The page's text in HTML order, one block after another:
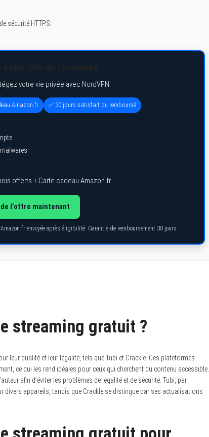
sécurité HTTPS.
votre vie privée avec NordVPN.
Amazon.fr ✅ 30 jours satisfait ou remboursé
offerts + Carte cadeau Amazon.fr
l’offre maintenant
envoyée après éligibilité. Garantie de remboursement 30 jours.
streaming gratuit ?
leur qualité et leur légalité, tels que Tubi et Crackle. Ces plateformes
ce qui les rend idéales pour ceux qui cherchent du contenu accessible.
afin d’éviter les problèmes de légalité et de sécurité. Tubi, par
appareils, tandis que Crackle se distingue par ses actualisations